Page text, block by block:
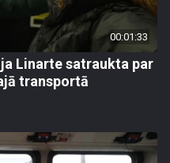
00:01:33
Linarte satraukta par
transportā